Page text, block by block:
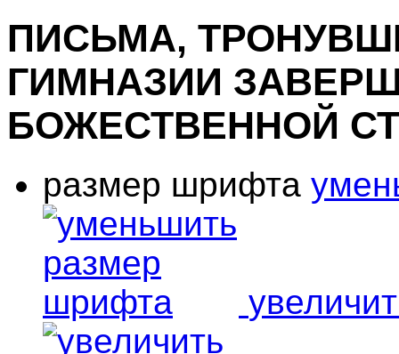
ПИСЬМА,
ГИМНАЗИИ
БОЖЕСТВЕННОЙ
размер шрифта